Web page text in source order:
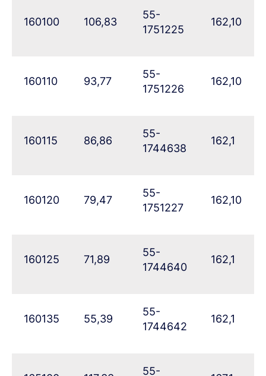
160100 106,83
55-
1751225
162,10
160110 93,77
55-
1751226
162,10
160115 86,86
55-
1744638
162,1
160120 79,47
55-
1751227
162,10
160125 71,89
55-
1744640
162,1
160135 55,39
55-
1744642
162,1
55-